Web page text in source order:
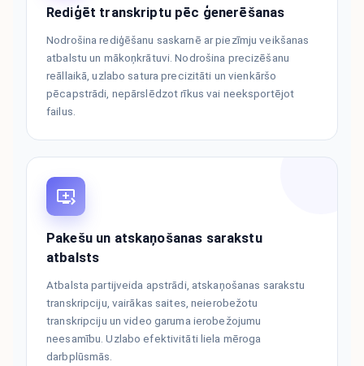
Rediģēt transkriptu pēc ģenerēšanas
Nodrošina rediģēšanu saskarnē ar piezīmju veikšanas
atbalstu un mākoņkrātuvi. Nodrošina precizēšanu
reāllaikā, uzlabo satura precizitāti un vienkāršo
pēcapstrādi, nepārslēdzot rīkus vai neeksportējot
failus.
Pakešu un atskaņošanas sarakstu
atbalsts
Atbalsta partijveida apstrādi, atskaņošanas sarakstu
transkripciju, vairākas saites, neierobežotu
transkripciju un video garuma ierobežojumu
neesamību. Uzlabo efektivitāti liela mēroga
darbplūsmās.